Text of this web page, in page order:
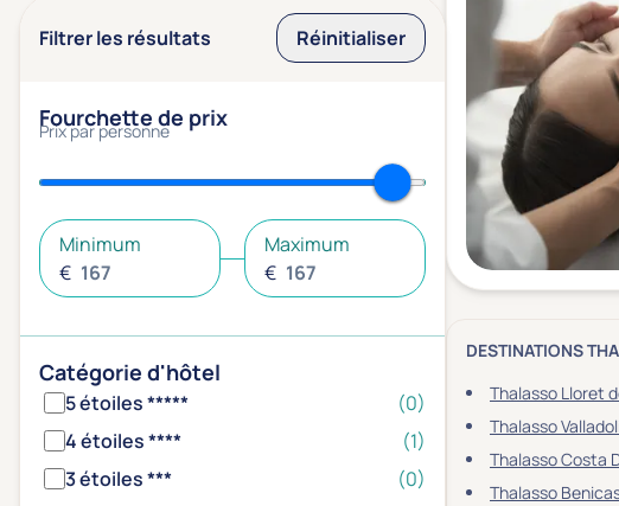
Filtrer les résultats Réinitialiser
Fourchette de prix
Prix par personne
Minimum
€
Maximum
€
Catégorie d'hôtel
5 étoiles *****
(0)
4 étoiles ****
(1)
3 étoiles ***
(0)
DESTINATIONS
Thalasso Lloret
Thalasso
Thalasso Costa
Thalasso